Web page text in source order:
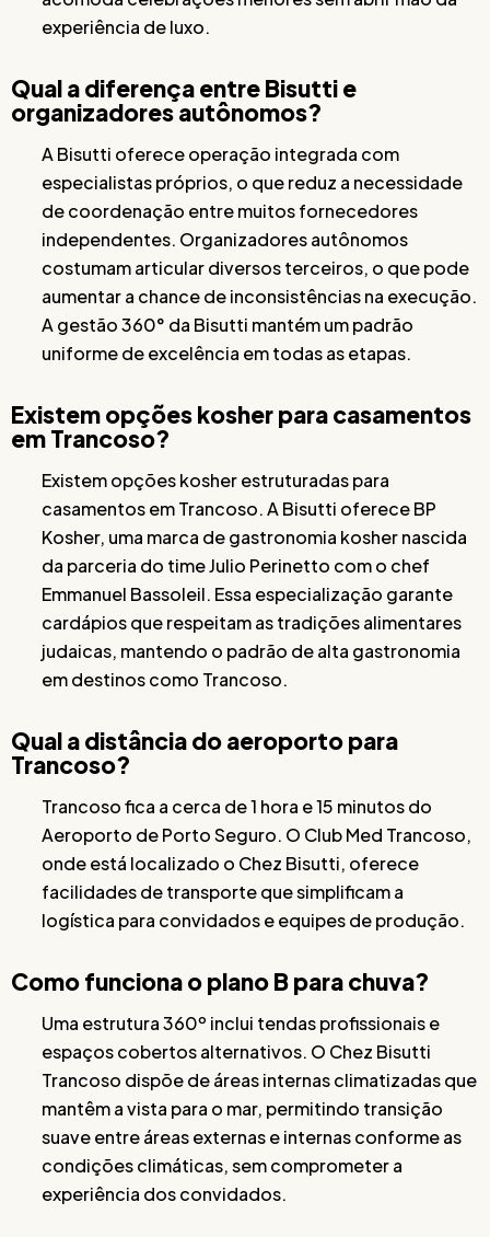
experiência de luxo.
Qual a diferença entre Bisutti e
organizadores autônomos?
A Bisutti oferece operação integrada com
especialistas próprios, o que reduz a necessidade
de coordenação entre muitos fornecedores
independentes. Organizadores autônomos
costumam articular diversos terceiros, o que pode
aumentar a chance de inconsistências na execução.
A gestão 360° da Bisutti mantém um padrão
uniforme de excelência em todas as etapas.
Existem opções kosher para casamentos
em Trancoso?
Existem opções kosher estruturadas para
casamentos em Trancoso. A Bisutti oferece BP
Kosher, uma marca de gastronomia kosher nascida
da parceria do time Julio Perinetto com o chef
Emmanuel Bassoleil. Essa especialização garante
cardápios que respeitam as tradições alimentares
judaicas, mantendo o padrão de alta gastronomia
em destinos como Trancoso.
Qual a distância do aeroporto para
Trancoso?
Trancoso fica a cerca de 1 hora e 15 minutos do
Aeroporto de Porto Seguro. O Club Med Trancoso,
onde está localizado o Chez Bisutti, oferece
facilidades de transporte que simplificam a
logística para convidados e equipes de produção.
Como funciona o plano B para chuva?
Uma estrutura 360º inclui tendas profissionais e
espaços cobertos alternativos. O Chez Bisutti
Trancoso dispõe de áreas internas climatizadas que
mantêm a vista para o mar, permitindo transição
suave entre áreas externas e internas conforme as
condições climáticas, sem comprometer a
experiência dos convidados.